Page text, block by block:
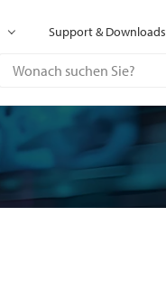
Support & Downloads